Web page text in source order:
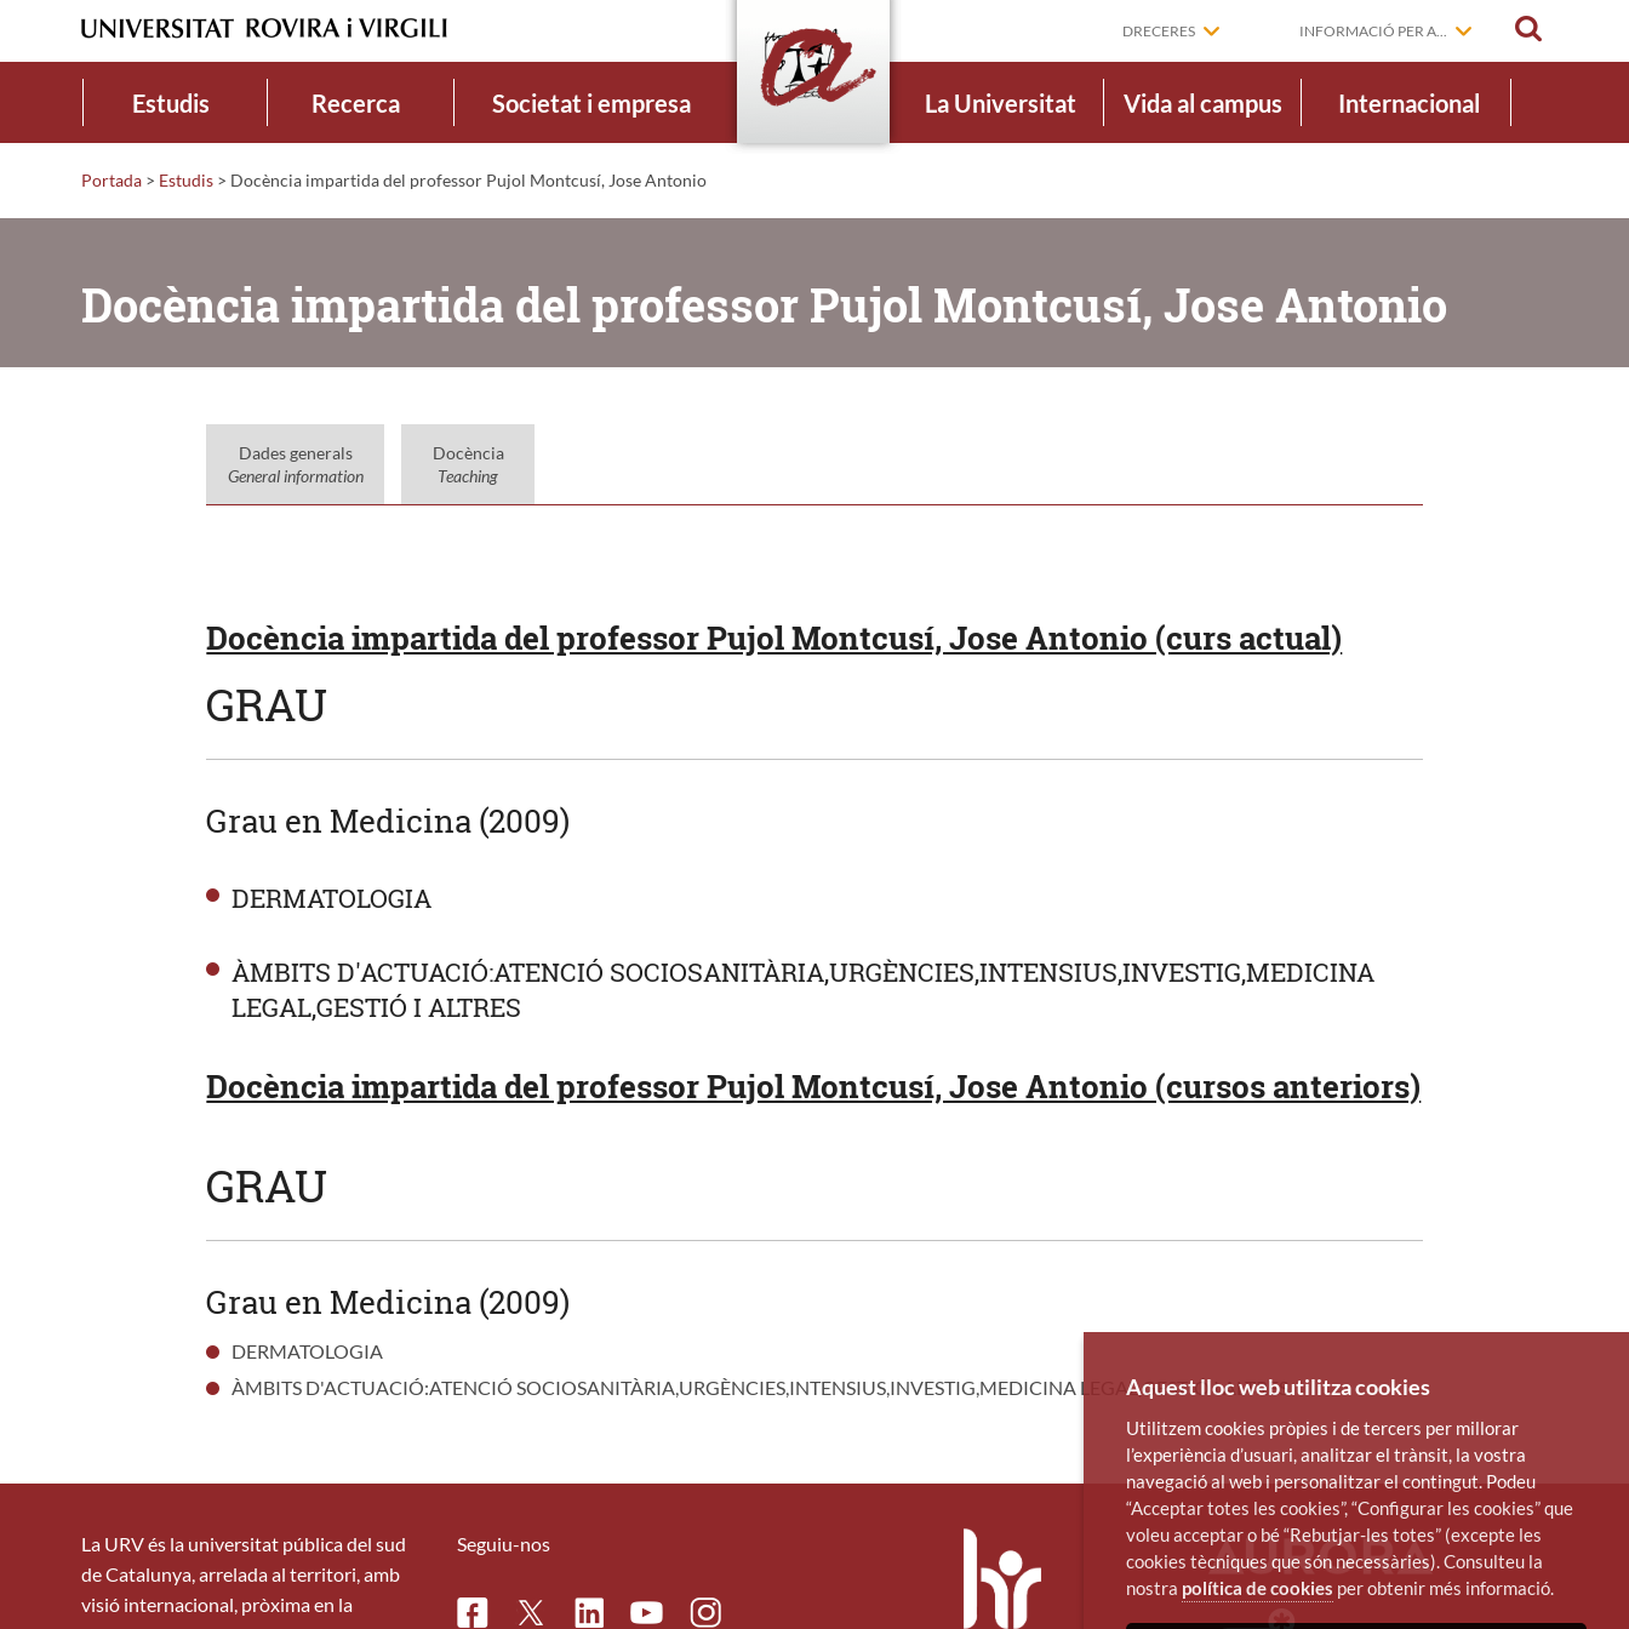
DRECERES INFORMACIÓ PER A...
Estudis Recerca Societat i empresa La Universitat Vida al campus Internacional
Portada > Estudis > Docència impartida del professor Pujol Montcusí, Jose Antonio
Docència impartida del professor Pujol Montcusí, Jose Antonio
Dades generals
General information
Docència
Teaching
Docència impartida del professor Pujol Montcusí, Jose Antonio (curs actual)
GRAU
Grau en Medicina (2009)
DERMATOLOGIA
ÀMBITS D'ACTUACIÓ:ATENCIÓ SOCIOSANITÀRIA,URGÈNCIES,INTENSIUS,INVESTIG,MEDICINA
LEGAL,GESTIÓ I ALTRES
Docència impartida del professor Pujol Montcusí, Jose Antonio (cursos anteriors)
GRAU
Grau en Medicina (2009)
DERMATOLOGIA
ÀMBITS D'ACTUACIÓ:ATENCIÓ SOCIOSANITÀRIA,URGÈNCIES,INTENSIUS,INVESTIG,MEDICINA LEGAL,GESTIÓ I ALTRES
La URV és la universitat pública del sud
de Catalunya, arrelada al territori, amb
visió internacional, pròxima en la
Seguiu-nos
FacebookTwitterLinkedinYoutubeInstagram
Aquest lloc web utilitza cookies
Utilitzem cookies pròpies i de tercers per millorar
l’experiència d’usuari, analitzar el trànsit, la vostra
navegació al web i personalitzar el contingut. Podeu
“Acceptar totes les cookies”, “Configurar les cookies” que
voleu acceptar o bé “Rebutjar-les totes” (excepte les
cookies tècniques que són necessàries). Consulteu la
nostra política de cookies per obtenir més informació.